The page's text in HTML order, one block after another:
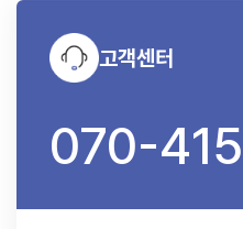
고객센터
070-